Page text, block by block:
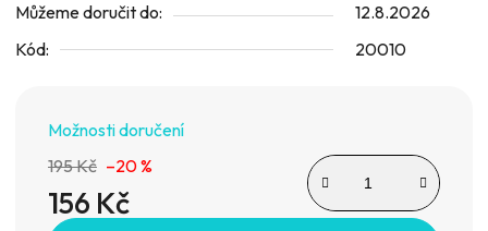
Můžeme doručit do:
12.8.2026
Kód:
20010
Možnosti doručení
195 Kč –20 %
156 Kč